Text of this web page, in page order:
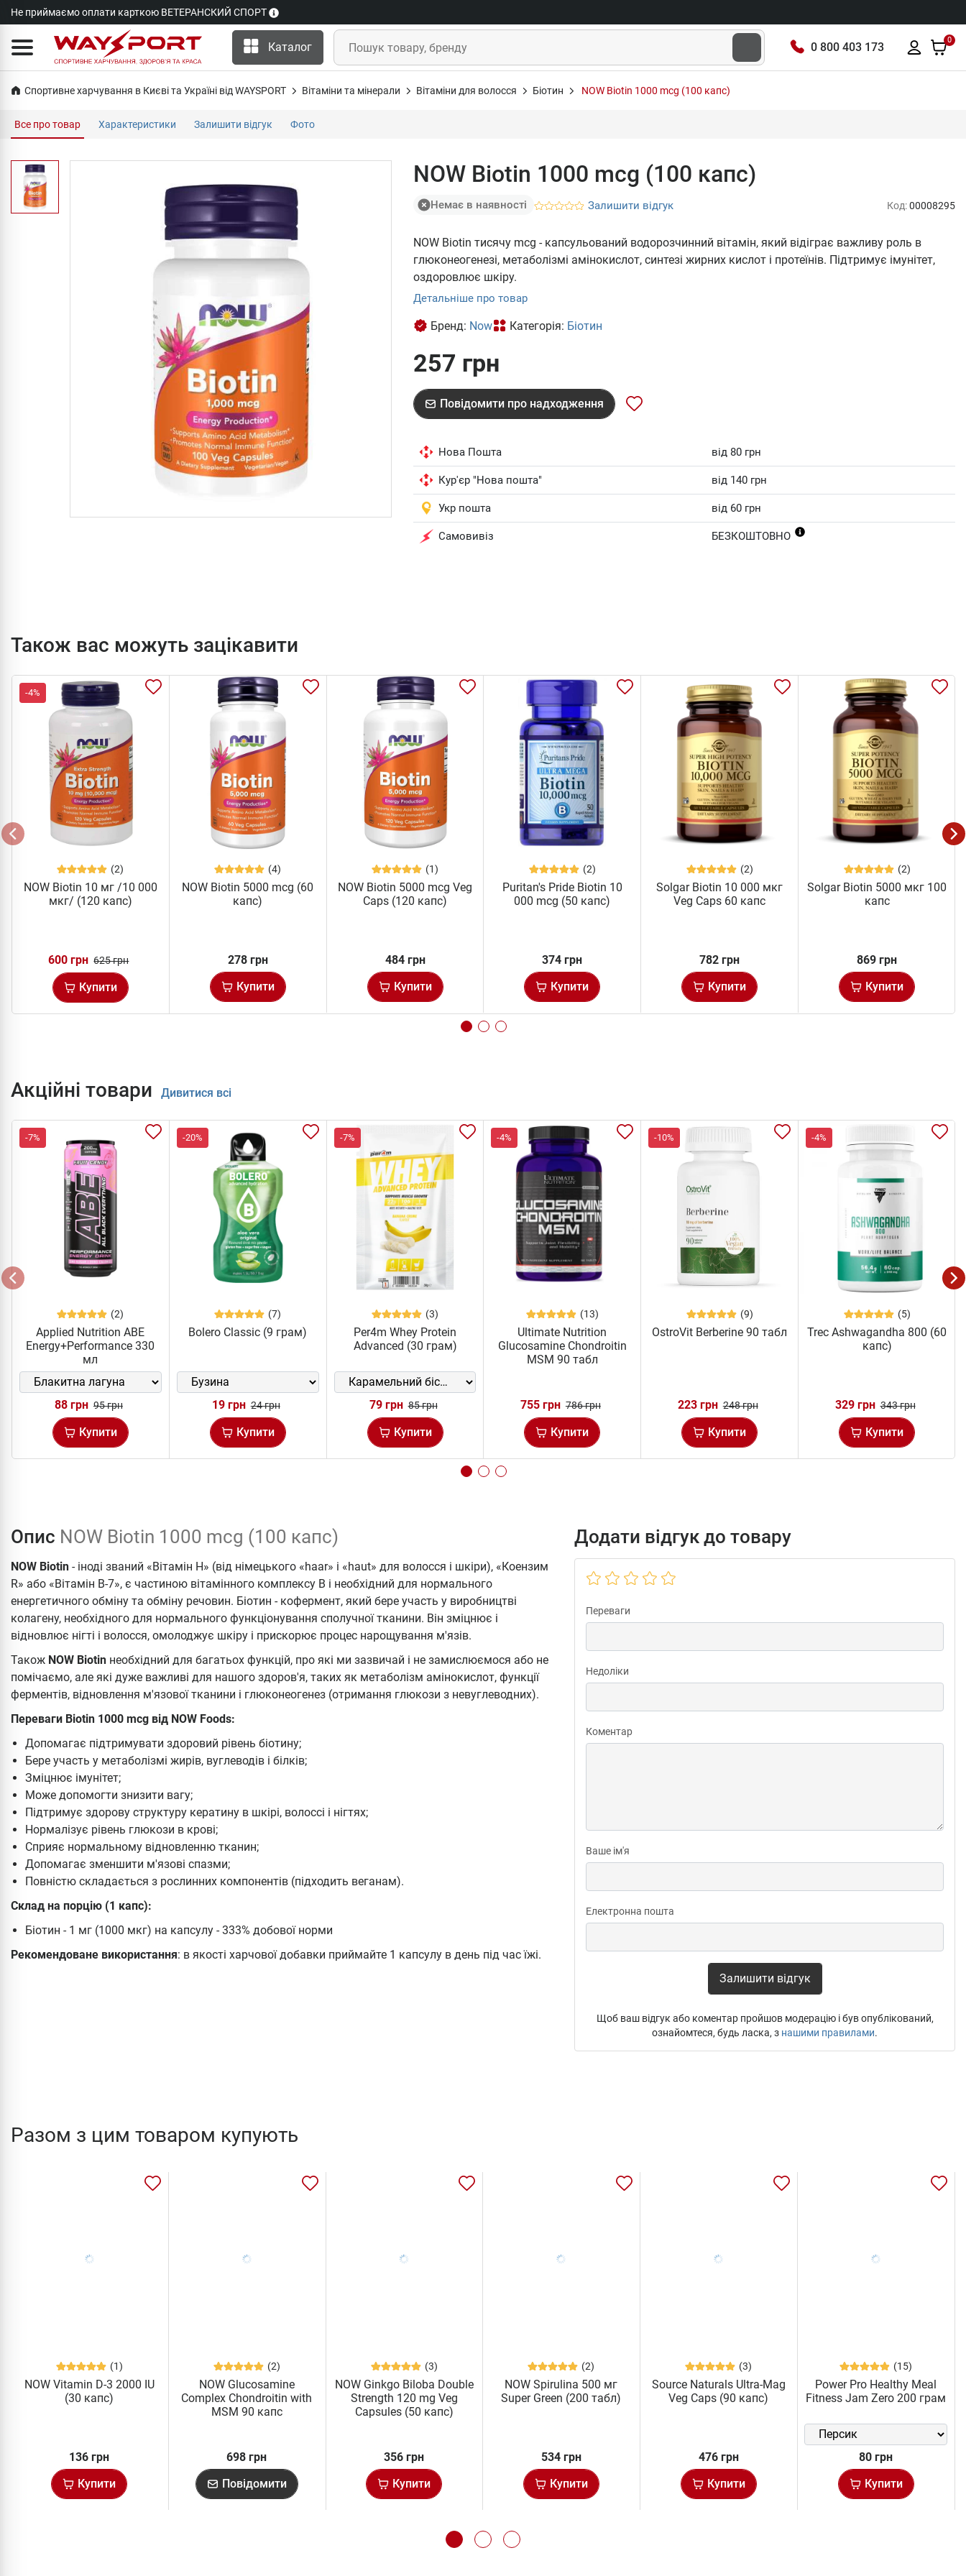
Не приймаємо оплати карткою ВЕТЕРАНСКИЙ СПОРТ
Каталог 0 800 403 173
0
Спортивне харчування в Києві та Україні від WAYSPORT Вітаміни та мінерали Вітаміни для волосся Біотин NOW Biotin 1000 mcg (100 капс)
Все про товар Характеристики Залишити відгук Фото
NOW Biotin 1000 mcg (100 капс)
Немає в наявності Залишити відгук Код:00008295
NOW Biotin тисячу mcg - капсульований водорозчинний вітамін, який відіграє важливу роль в
глюконеогенезі, метаболізмі амінокислот, синтезі жирних кислот і протеїнів. Підтримує імунітет,
оздоровлює шкіру.
Детальніше про товар
Бренд: Now Категорія: Біотин
257 грн
Повідомити про надходження
Нова Пошта від 80 грн
Кур'єр "Нова пошта" від 140 грн
Укр пошта від 60 грн
Самовивіз БЕЗКОШТОВНО
Також вас можуть зацікавити
-4%
(2)
NOW Biotin 10 мг /10 000
мкг/ (120 капс)
600 грн 625 грн
Купити
(4)
NOW Biotin 5000 mcg (60
капс)
278 грн
Купити
(1)
NOW Biotin 5000 mcg Veg
Caps (120 капс)
484 грн
Купити
(2)
Puritan's Pride Biotin 10
000 mcg (50 капс)
374 грн
Купити
(2)
Solgar Biotin 10 000 мкг
Veg Caps 60 капс
782 грн
Купити
(2)
Solgar Biotin 5000 мкг 100
капс
869 грн
Купити
Акційні товари Дивитися всі
-7%
(2)
Applied Nutrition ABE
Energy+Performance 330
мл
88 грн 95 грн
Купити
-20%
(7)
Bolero Classic (9 грам)
19 грн 24 грн
Купити
-7%
(3)
Per4m Whey Protein
Advanced (30 грам)
79 грн 85 грн
Купити
-4%
(13)
Ultimate Nutrition
Glucosamine Chondroitin
MSM 90 табл
755 грн 786 грн
Купити
-10%
(9)
OstroVit Berberine 90 табл
223 грн 248 грн
Купити
-4%
(5)
Trec Ashwagandha 800 (60
капс)
329 грн 343 грн
Купити
Опис NOW Biotin 1000 mcg (100 капс)
NOW Biotin - іноді званий «Вітамін Н» (від німецького «haar» і «haut» для волосся і шкіри), «Коензим
R» або «Вітамін B-7», є частиною вітамінного комплексу B і необхідний для нормального
енергетичного обміну та обміну речовин. Біотин - кофермент, який бере участь у виробництві
колагену, необхідного для нормального функціонування сполучної тканини. Він зміцнює і
відновлює нігті і волосся, омолоджує шкіру і прискорює процес нарощування м'язів.
Також NOW Biotin необхідний для багатьох функцій, про які ми зазвичай і не замислюємося або не
помічаємо, але які дуже важливі для нашого здоров'я, таких як метаболізм амінокислот, функції
ферментів, відновлення м'язової тканини і глюконеогенез (отримання глюкози з невуглеводних).
Переваги Biotin 1000 mcg від NOW Foods:
Допомагає підтримувати здоровий рівень біотину;
Бере участь у метаболізмі жирів, вуглеводів і білків;
Зміцнює імунітет;
Може допомогти знизити вагу;
Підтримує здорову структуру кератину в шкірі, волоссі і нігтях;
Нормалізує рівень глюкози в крові;
Сприяє нормальному відновленню тканин;
Допомагає зменшити м'язові спазми;
Повністю складається з рослинних компонентів (підходить веганам).
Склад на порцію (1 капс):
Біотин - 1 мг (1000 мкг) на капсулу - 333% добової норми
Рекомендоване використання: в якості харчової добавки приймайте 1 капсулу в день під час їжі.
Додати відгук до товару
Переваги
Недоліки
Коментар
Ваше ім'я
Електронна пошта
Залишити відгук
Щоб ваш відгук або коментар пройшов модерацію і був опублікований,
ознайомтеся, будь ласка, з нашими правилами.
Разом з цим товаром купують
(1)
NOW Vitamin D-3 2000 IU
(30 капс)
136 грн
Купити
(2)
NOW Glucosamine
Complex Chondroitin with
MSM 90 капс
698 грн
Повідомити
(3)
NOW Ginkgo Biloba Double
Strength 120 mg Veg
Capsules (50 капс)
356 грн
Купити
(2)
NOW Spirulina 500 мг
Super Green (200 табл)
534 грн
Купити
(3)
Source Naturals Ultra-Mag
Veg Caps (90 капс)
476 грн
Купити
(15)
Power Pro Healthy Meal
Fitness Jam Zero 200 грам
80 грн
Купити